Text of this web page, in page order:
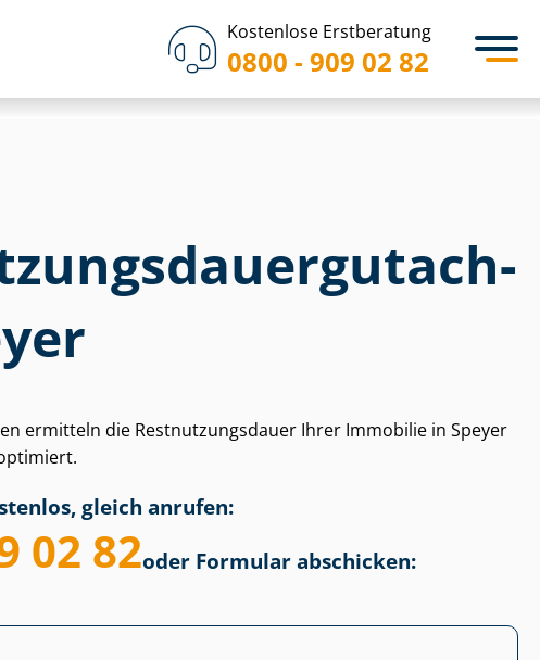
Kostenlose Erstberatung
0800 - 909 02 82
ermitteln die Rest­nut­zungs­dau­er Ihrer Immobilie in Speyer
gleich anrufen:
02 82oder Formular abschicken: